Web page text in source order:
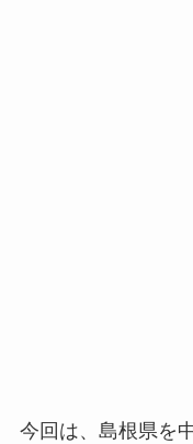
今回は、島根県を